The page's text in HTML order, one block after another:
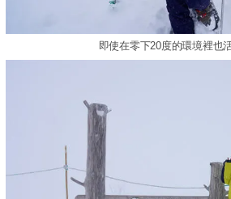
即使在零下20度的環境裡也